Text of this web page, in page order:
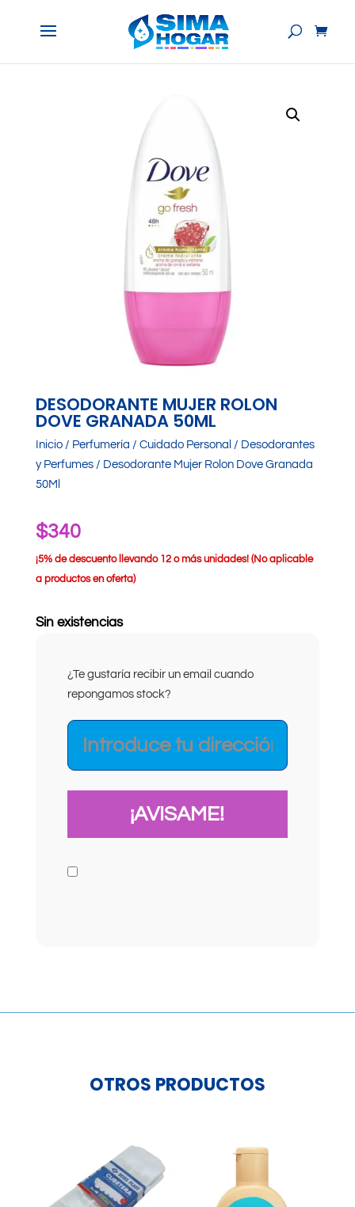
DESODORANTE MUJER ROLON
DOVE GRANADA 50ML
Inicio/ Perfumería / Cuidado Personal / Desodorantes
y Perfumes/ Desodorante Mujer Rolon Dove Granada
50Ml
$340
¡5% de descuento llevando 12 o más unidades! (No aplicable
a productos en oferta)
Sin existencias
¿Te gustaría recibir un email cuando
repongamos stock?
OTROS PRODUCTOS